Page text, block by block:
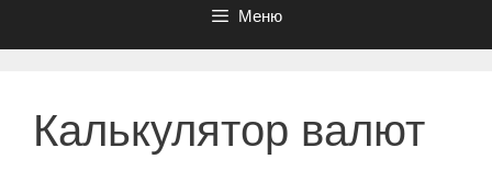
Меню
Калькулятор валют